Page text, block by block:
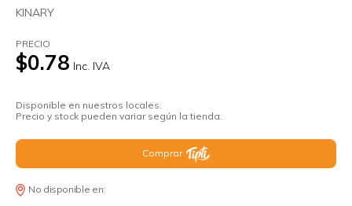
KINARY
PRECIO
$0.78 Inc. IVA
Disponible en nuestros locales.
Precio y stock pueden variar según la tienda.
Comprar
No disponible en: